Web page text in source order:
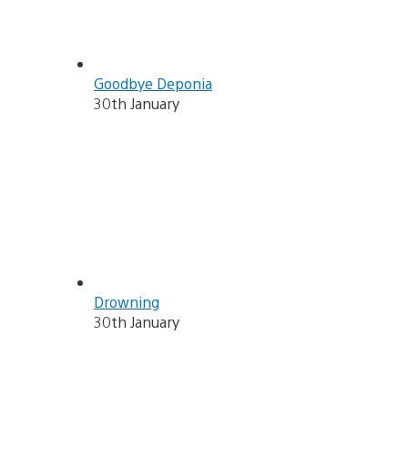
Goodbye Deponia
30th January
Drowning
30th January